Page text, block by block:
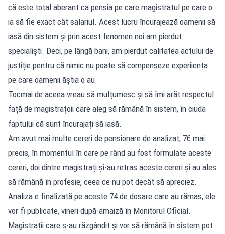
că este total aberant ca pensia pe care magistratul pe care o
ia să fie exact cât salariul. Acest lucru încurajează oamenii să
iasă din sistem și prin acest fenomen noi am pierdut
specialiști. Deci, pe lângă bani, am pierdut calitatea actului de
justiție pentru că nimic nu poate să compenseze experiiența
pe care oamenii ăștia o au.
Tocmai de aceea vreau să mulțumesc și să îmi arăt respectul
față de magistrațoii care aleg să rămână în sistem, în ciuda
faptului că sunt încurajați să iasă.
Am avut mai multe cereri de pensionare de analizat, 76 mai
precis, în momentul în care pe rând au fost formulate aceste
cereri, doi dintre magistrați și-au retras aceste cereri și au ales
să rămână în profesie, ceea ce nu pot decât să apreciez.
Analiza e finalizată pe aceste 74 de dosare care au rămas, ele
vor fi publicate, vineri după-amaiză în Monitorul Oficial.
Magistrații care s-au răzgândit și vor să rămână în sistem pot